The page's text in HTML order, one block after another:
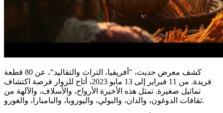
كشف معرض حديث، "أفريقيا، التراث والتقاليد"، عن 80 قطعة
فريدة. من 11 فبراير إلى 13 مايو 2023، أتاح للزوار فرصة اكتشاف
تماثيل صغيرة. تمثل هذه الأخيرة الأرواح، والأسلاف، والآلهة من
ثقافات الدوغون، والدان، والبولي، واليوروبا، والبامبارا، والغورو.